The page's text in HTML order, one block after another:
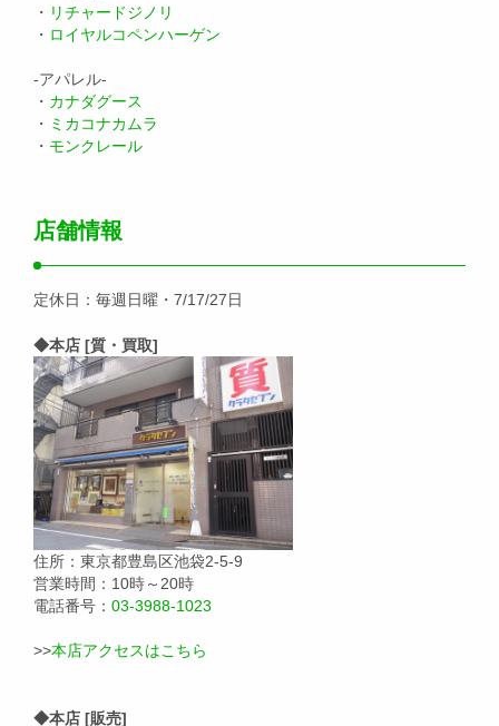
・ リチャードジノリ
・ ロイヤルコペンハーゲン
-アパレル-
・ カナダグース
・ ミカコナカムラ
・ モンクレール
店舗情報
定休日：毎週日曜・7/17/27日
◆本店 [質・買取]
住所：東京都豊島区池袋2-5-9
営業時間：10時～20時
電話番号： 03-3988-1023
>>本店アクセスはこちら
◆本店 [販売]